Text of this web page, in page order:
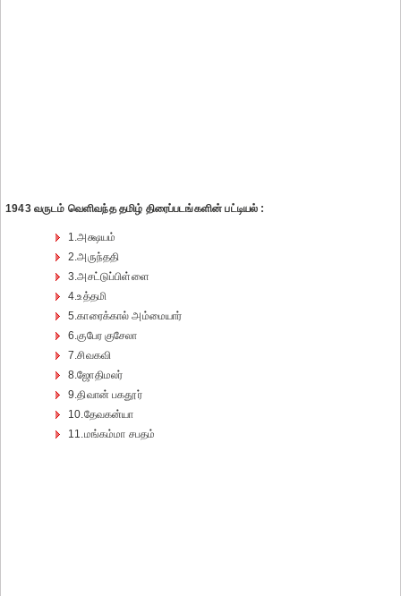
1943 வருடம் வெளிவந்த தமிழ் திரைப்படங்களின் பட்டியல் :
1.அக்ஷயம்
2.அருந்ததி
3.அசட்டுப்பிள்ளை
4.உத்தமி
5.காரைக்கால் அம்மையார்
6.குபேர குசேலா
7.சிவகவி
8.ஜோதிமலர்
9.திவான் பகதூர்
10.தேவகன்யா
11.மங்கம்மா சபதம்